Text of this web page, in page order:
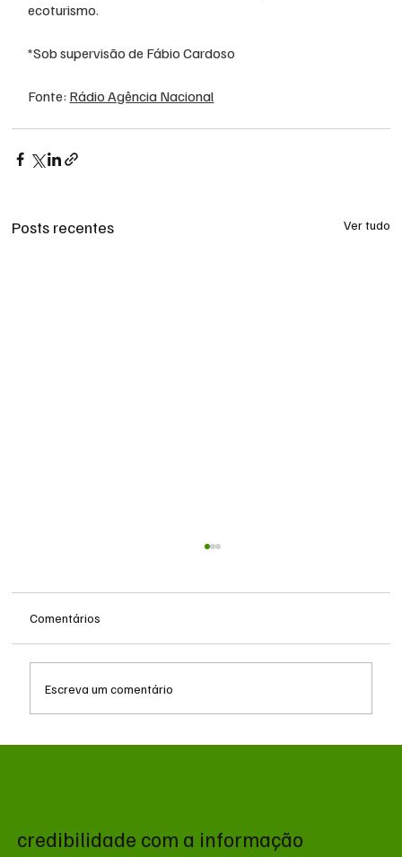
ecoturismo.
*Sob supervisão de Fábio Cardoso
Fonte: Rádio Agência Nacional
Posts recentes Ver tudo
Comentários
Escreva um comentário
credibilidade com a informação